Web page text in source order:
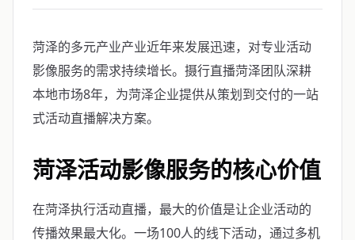
菏泽的多元产业产业近年来发展迅速，对专业活动
影像服务的需求持续增长。摄行直播菏泽团队深耕
本地市场8年，为菏泽企业提供从策划到交付的一站
式活动直播解决方案。
菏泽活动影像服务的核心价值
在菏泽执行活动直播，最大的价值是让企业活动的
传播效果最大化。一场100人的线下活动，通过多机